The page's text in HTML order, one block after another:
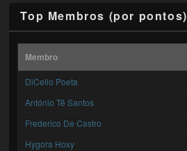
Top Membros (por pontos)
Membro
DiCello Poeta
António Tê Santos
Frederico De Castro
Hygora Hoxy